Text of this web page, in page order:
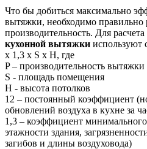
Что бы добиться максимально
вытяжки, необходимо правильно
производительность. Для
кухонной вытяжки используют
х 1,3 х S х H, где
P – производительность вытяжки
S - площадь помещения
H - высота потолков
12 – постоянный коэффициент
обновлений воздуха в кухне за
1,3 – коэффициент минимального
этажности здания,
загибов и длины воздуховода)